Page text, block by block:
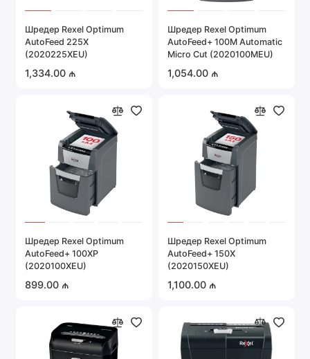
Шредер Rexel Optimum
AutoFeed 225X
(2020225XEU)
1,334.00 ₼
Шредер Rexel Optimum
AutoFeed+ 100M Automatic
Micro Cut (2020100MEU)
1,054.00 ₼
Шредер Rexel Optimum
AutoFeed+ 100XP
(2020100XEU)
899.00 ₼
Шредер Rexel Optimum
AutoFeed+ 150X
(2020150XEU)
1,100.00 ₼